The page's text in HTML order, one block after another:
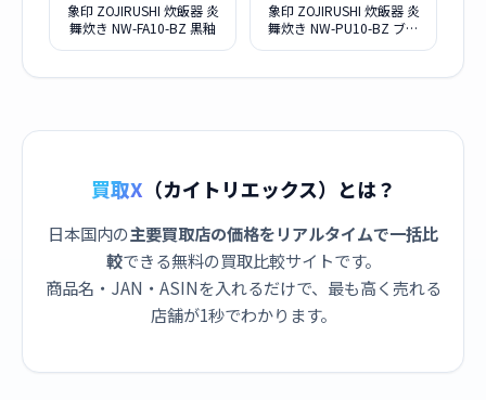
象印 ZOJIRUSHI 炊飯器 炎
舞炊き NW-FA10-BZ 黒釉
象印 ZOJIRUSHI 炊飯器 炎
舞炊き NW-PU10-BZ ブラ
買取X （カイトリエックス）とは？
日本国内の主要買取店の価格をリアルタイムで一括比
較できる無料の買取比較サイトです。
商品名・JAN・ASINを入れるだけで、最も高く売れる
店舗が1秒でわかります。